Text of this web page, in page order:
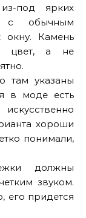
под ярких
с обычным
Камень
цвет, а не
там указаны
в моде есть
хороши
понимали,
должны
звуком.
его придется